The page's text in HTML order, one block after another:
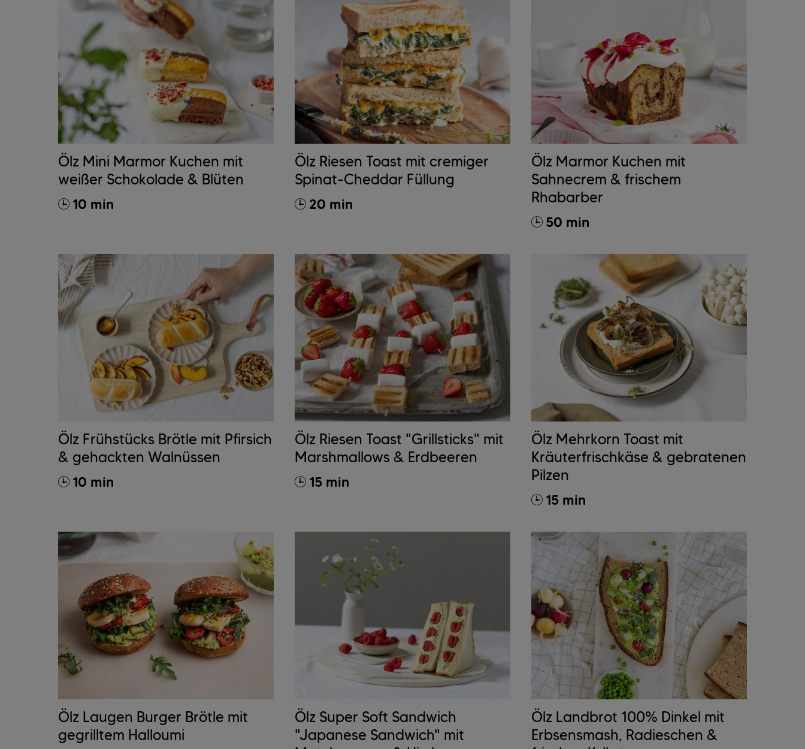
Ölz Mini Marmor Kuchen mit
weißer Schokolade & Blüten
10 min
Ölz Riesen Toast mit cremiger
Spinat-Cheddar Füllung
20 min
Ölz Marmor Kuchen mit
Sahnecrem & frischem
Rhabarber
50 min
Ölz Frühstücks Brötle mit Pfirsich
& gehackten Walnüssen
10 min
Ölz Riesen Toast "Grillsticks" mit
Marshmallows & Erdbeeren
15 min
Ölz Mehrkorn Toast mit
Kräuterfrischkäse & gebratenen
Pilzen
15 min
Ölz Laugen Burger Brötle mit
gegrilltem Halloumi
Ölz Super Soft Sandwich
"Japanese Sandwich" mit
Ölz Landbrot 100% Dinkel mit
Erbsensmash, Radieschen &